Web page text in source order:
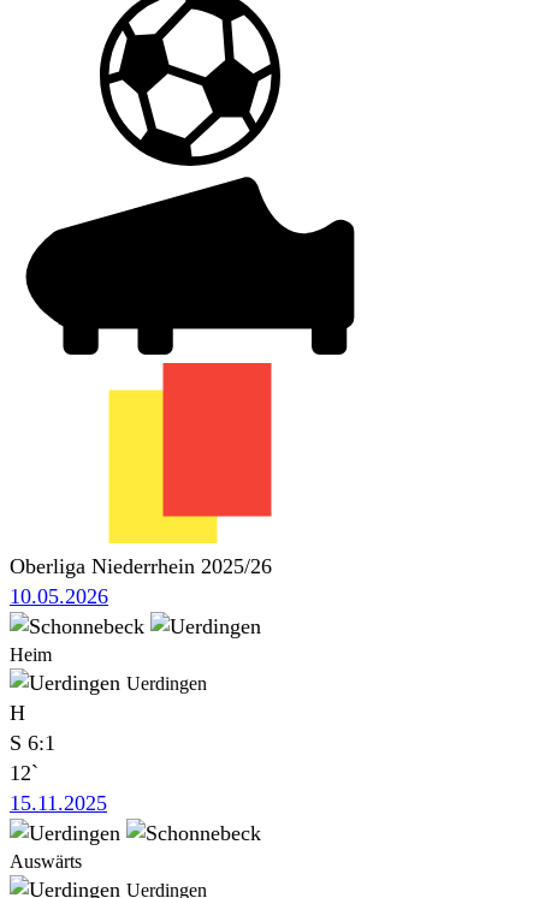
Oberliga Niederrhein 2025/26
10.05.2026
Heim
Uerdingen
H
S 6:1
12`
15.11.2025
Auswärts
Uerdingen